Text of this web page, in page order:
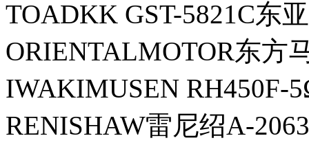
TOADKK GST-5821C东
ORIENTALMOTOR东方
IWAKIMUSEN RH450F-
RENISHAW雷尼绍A-